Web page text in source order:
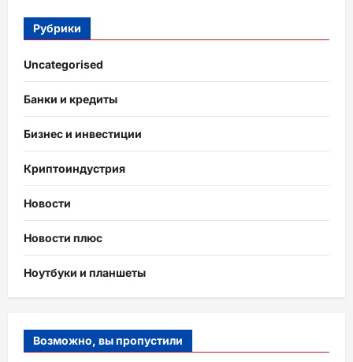
Рубрики
Uncategorised
Банки и кредиты
Бизнес и инвестиции
Криптоиндустрия
Новости
Новости плюс
Ноутбуки и планшеты
Возможно, вы пропустили